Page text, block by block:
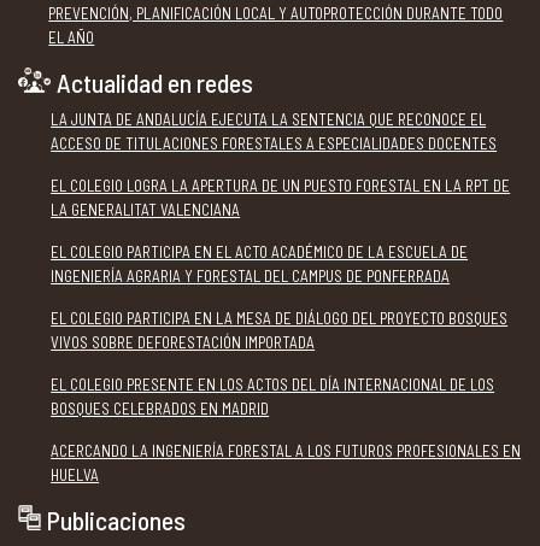
PREVENCIÓN, PLANIFICACIÓN LOCAL Y AUTOPROTECCIÓN DURANTE TODO
EL AÑO
Actualidad en redes
LA JUNTA DE ANDALUCÍA EJECUTA LA SENTENCIA QUE RECONOCE EL
ACCESO DE TITULACIONES FORESTALES A ESPECIALIDADES DOCENTES
EL COLEGIO LOGRA LA APERTURA DE UN PUESTO FORESTAL EN LA RPT DE
LA GENERALITAT VALENCIANA
EL COLEGIO PARTICIPA EN EL ACTO ACADÉMICO DE LA ESCUELA DE
INGENIERÍA AGRARIA Y FORESTAL DEL CAMPUS DE PONFERRADA
EL COLEGIO PARTICIPA EN LA MESA DE DIÁLOGO DEL PROYECTO BOSQUES
VIVOS SOBRE DEFORESTACIÓN IMPORTADA
EL COLEGIO PRESENTE EN LOS ACTOS DEL DÍA INTERNACIONAL DE LOS
BOSQUES CELEBRADOS EN MADRID
ACERCANDO LA INGENIERÍA FORESTAL A LOS FUTUROS PROFESIONALES EN
HUELVA
Publicaciones